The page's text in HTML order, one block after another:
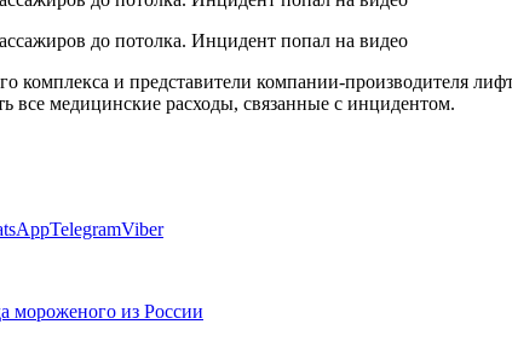
комплекса и представители компании-производителя
медицинские расходы, связанные с инцидентом.
TelegramViber
мороженого из России